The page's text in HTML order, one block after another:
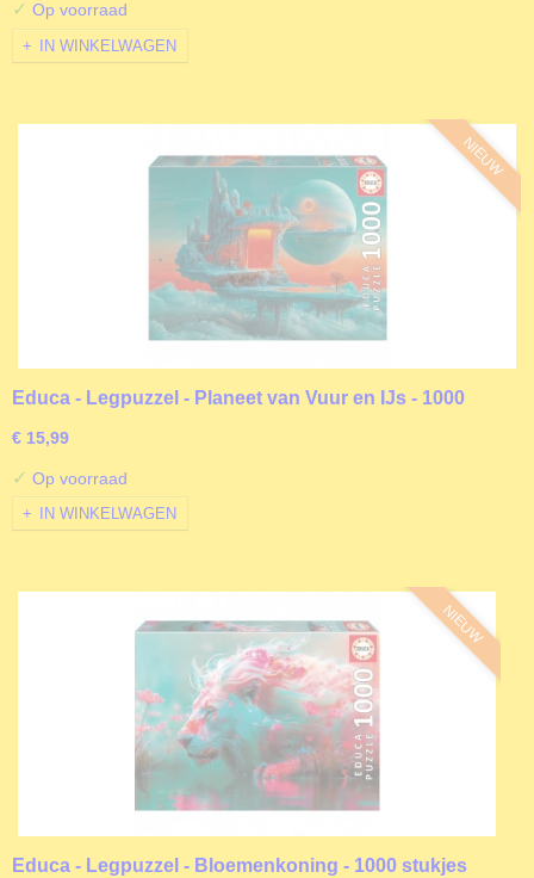
✓ Op voorraad
IN WINKELWAGEN
NIEUW
Educa - Legpuzzel - Planeet van Vuur en IJs - 1000
€ 15,99
✓ Op voorraad
IN WINKELWAGEN
NIEUW
Educa - Legpuzzel - Bloemenkoning - 1000 stukjes